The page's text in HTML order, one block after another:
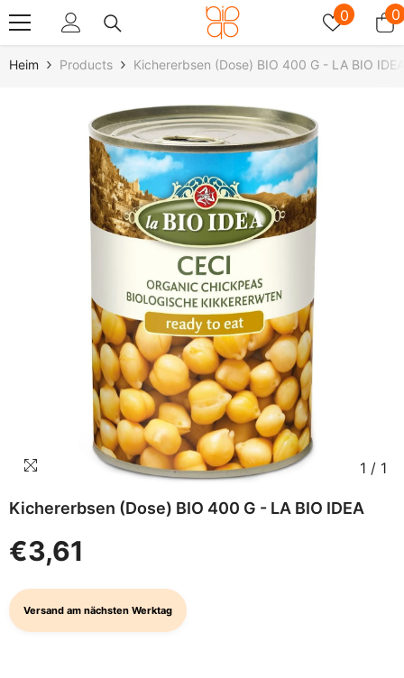
0 00
Heim Products Kichererbsen (Dose) BIO 400 G - LA BIO IDEA
1 / 1
Kichererbsen (Dose) BIO 400 G - LA BIO IDEA
€3,61
Versand am nächsten Werktag